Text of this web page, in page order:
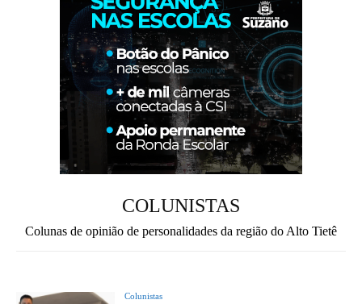
COLUNISTAS
Colunas de opinião de personalidades da região do Alto Tietê
Colunistas